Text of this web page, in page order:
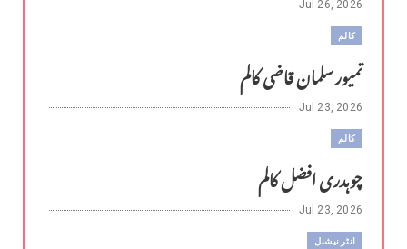
Jul 26, 2026
کالم
تمیور سلمان قاضی کالم
Jul 23, 2026
کالم
چوہدری افضل کالم
Jul 23, 2026
انٹر نیشنل